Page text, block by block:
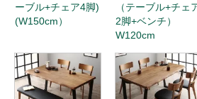
ーブル+チェア4脚)
(W150cm）
（テーブル+チェ
2脚+ベンチ）
W120cm